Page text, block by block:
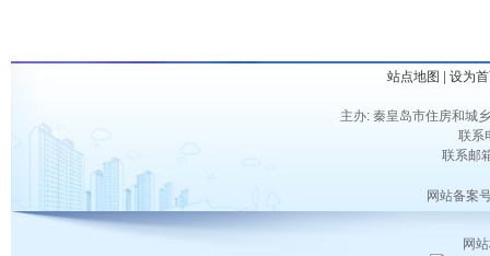
站点地图 设为
主办: 秦皇岛市住房和城
联系
联系邮
网站备案
网